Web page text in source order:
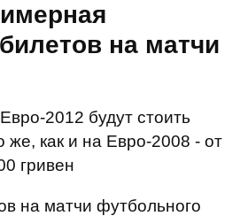
на матчи
2012 будут стоить
же, как и на Евро-2008 - от
гривен
на матчи футбольного